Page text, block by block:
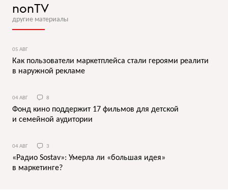
nonTV
другие материалы
05 АВГ
Как пользователи маркетплейса стали героями реалити
в наружной рекламе
04 АВГ 8
Фонд кино поддержит 17 фильмов для детской
и семейной аудитории
04 АВГ 3
«Радио Sostav»: Умерла ли «большая идея»
в маркетинге?